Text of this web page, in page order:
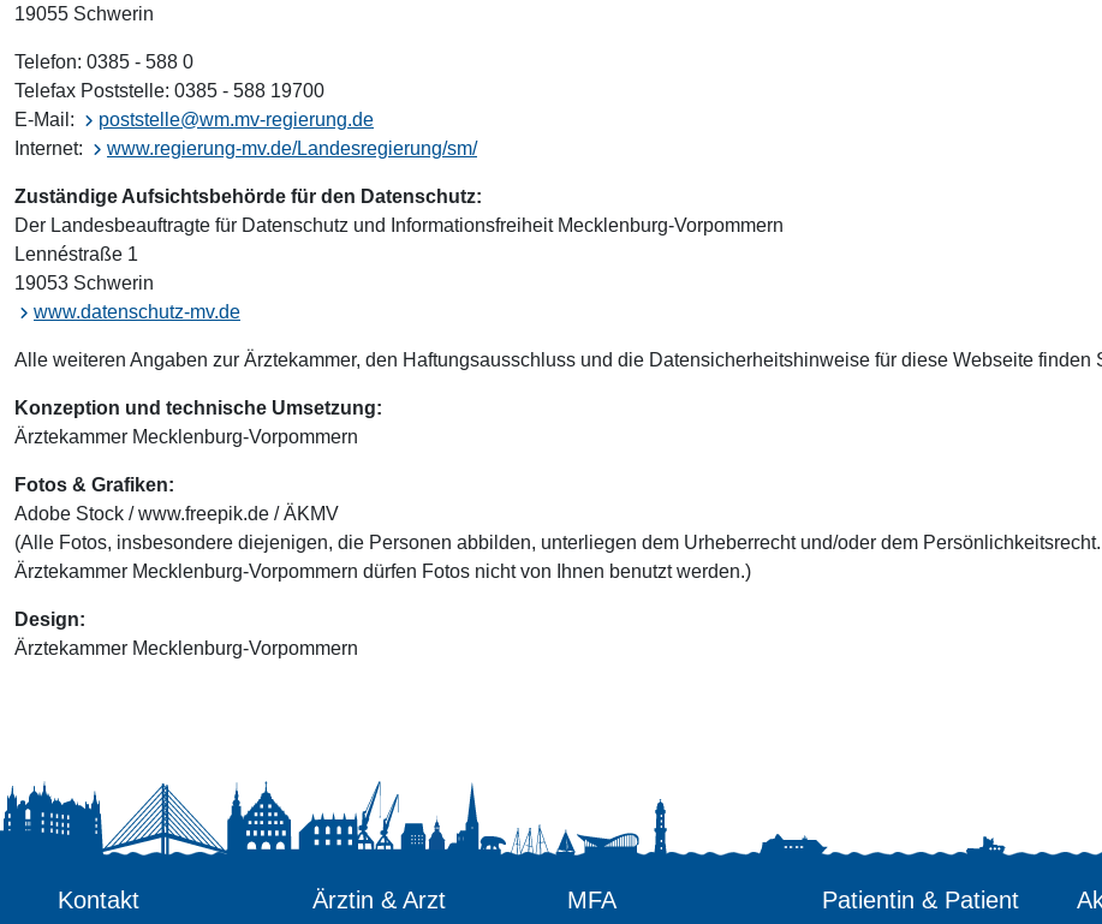
19055 Schwerin
Telefon: 0385 - 588 0
Telefax Poststelle: 0385 - 588 19700
E-Mail:
poststelle@wm.mv-regierung.de
Internet:
www.regierung-mv.de/Landesregierung/sm/
Zuständige Aufsichtsbehörde für den Datenschutz:
Der Landesbeauftragte für Datenschutz und Informationsfreiheit Mecklenburg-Vorpommern
Lennéstraße 1
19053 Schwerin
www.datenschutz-mv.de
Alle weiteren Angaben zur Ärztekammer, den Haftungsausschluss und die Datensicherheitshinweise für diese Webseite finden
Konzeption und technische Umsetzung:
Ärztekammer Mecklenburg-Vorpommern
Fotos & Grafiken:
Adobe Stock / www.freepik.de / ÄKMV
(Alle Fotos, insbesondere diejenigen, die Personen abbilden, unterliegen dem Urheberrecht und/oder dem
Ärztekammer Mecklenburg-Vorpommern dürfen Fotos nicht von Ihnen benutzt werden.)
Design:
Ärztekammer Mecklenburg-Vorpommern
Kontakt Ärztin & Arzt MFA Patientin & Patient